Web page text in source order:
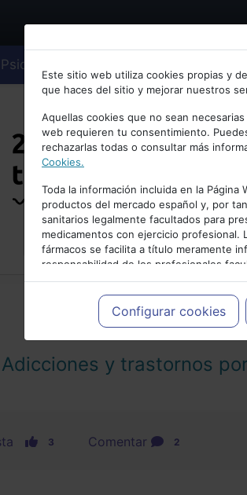
Bienvenid@ a
Escribe tu Email
Accede o regístrate con tu email.
Psiquiatría
Este sitio web utiliza cookies propias y
que haces del sitio y mejorar nuestros
Aquellas cookies que no sean
web requieren tu consentimiento.
rechazarlas todas o consultar más
Cookies.
Toda la información incluida en la Página
productos del mercado español y, por
sanitarios legalmente facultados para
medicamentos con ejercicio profesional.
fármacos se facilita a título meramente
responsabilidad de los profesionales
medicamentos y decidir, en cada caso
adecuado a las necesidades del paciente.
Configurar cookies
PUBLICIDAD
Adicciones y trastornos
3 Comentar 2